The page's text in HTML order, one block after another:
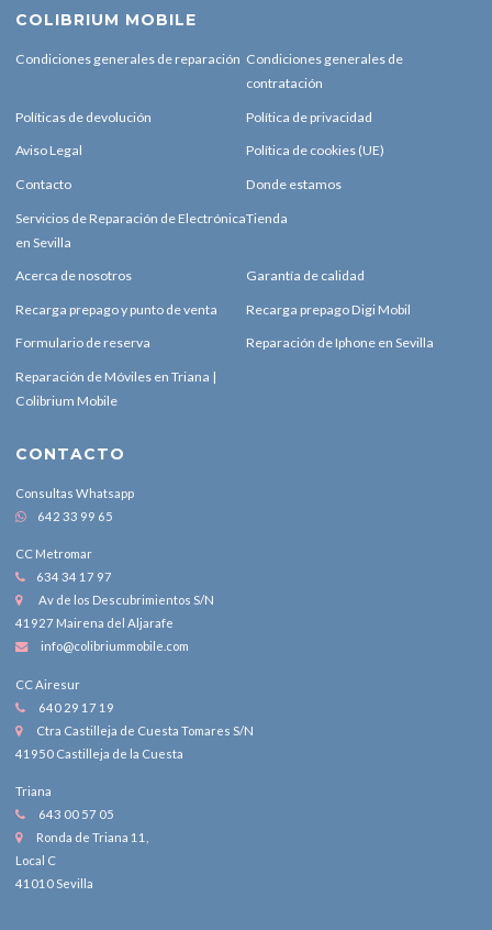
COLIBRIUM MOBILE
Condiciones generales de reparación Condiciones generales de
contratación
Políticas de devolución Política de privacidad
Aviso Legal Política de cookies (UE)
Contacto Donde estamos
Servicios de Reparación de Electrónica
en Sevilla
Tienda
Acerca de nosotros Garantía de calidad
Recarga prepago y punto de venta Recarga prepago Digi Mobil
Formulario de reserva Reparación de Iphone en Sevilla
Reparación de Móviles en Triana |
Colibrium Mobile
CONTACTO
Consultas Whatsapp
642 33 99 65
CC Metromar
634 34 17 97
Av de los Descubrimientos S/N
41927 Mairena del Aljarafe
info@colibriummobile.com
CC Airesur
640 29 17 19
Ctra Castilleja de Cuesta Tomares S/N
41950 Castilleja de la Cuesta
Triana
643 00 57 05
Ronda de Triana 11,
Local C
41010 Sevilla